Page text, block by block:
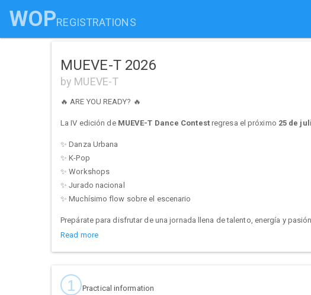
WOPREGISTRATIONS
MUEVE-T 2026
by MUEVE-T
🔥 ARE YOU READY? 🔥
La IV edición de MUEVE-T Dance Contestregresa el próximo 25 de
✨ Danza Urbana
✨ K-Pop
✨ Workshops
✨ Jurado nacional
✨ Muchísimo flow sobre el escenario
Prepárate para disfrutar de una jornada llena de talento, energía y
Read more
1 Practical information